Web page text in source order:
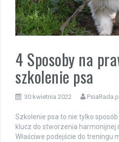
4 Sposoby na
szkolenie psa
30 kwietnia 2022 PsiaRada.pl
Szkolenie psa to nie tylko
klucz do stworzenia harmonijnej
Właściwe podejście do treningu